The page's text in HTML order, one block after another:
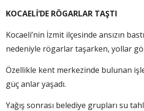
KOCAELİ’DE RÖGARLAR TAŞTI
Kocaeli’nin İzmit ilçesinde ansızın
nedeniyle rögarlar taşarken, yollar
Özellikle kent merkezinde bulunan
güç anlar yaşadı.
Yağış sonrası belediye grupları su